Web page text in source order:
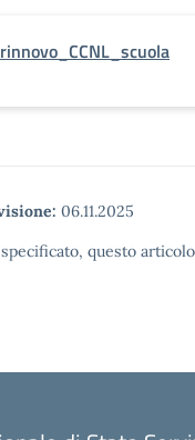
06.11.2025
questo